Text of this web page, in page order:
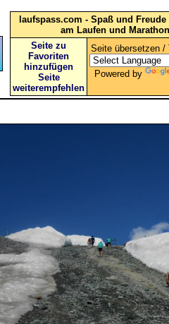
laufspass.com - Spaß und
am Laufen und Marathon
Seite zu
Favoriten
hinzufügen
Seite
weiterempfehlen
Seite übersetzen /
Powered by